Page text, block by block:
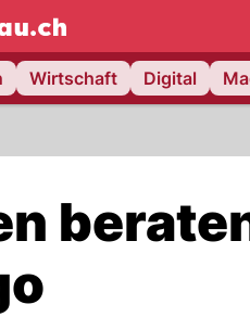
NAU.ch
Wirtschaft Digital